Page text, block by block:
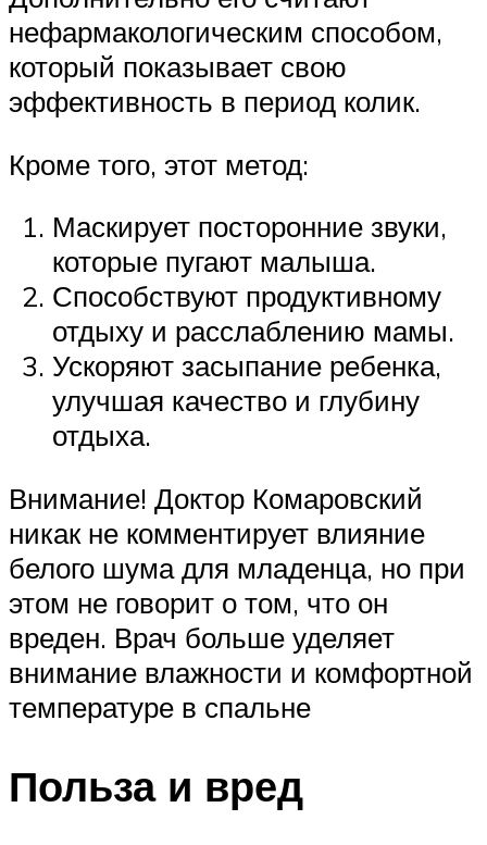
нефармакологическим способом,
который показывает свою
эффективность в период колик.
Кроме того, этот метод:
Маскирует посторонние звуки,
которые пугают малыша.
Способствуют продуктивному
отдыху и расслаблению мамы.
Ускоряют засыпание ребенка,
улучшая качество и глубину
отдыха.
Внимание! Доктор Комаровский
никак не комментирует влияние
белого шума для младенца, но при
этом не говорит о том, что он
вреден. Врач больше уделяет
внимание влажности и комфортной
температуре в спальне
Польза и вред